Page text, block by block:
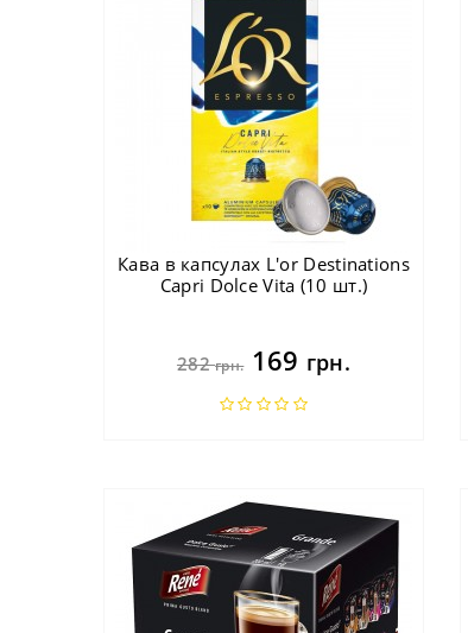
Кава в капсулах L'or Destinations
Capri Dolce Vita (10 шт.)
282грн.169 грн.